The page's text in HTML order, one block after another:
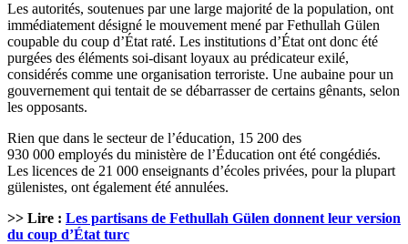
Les autorités, soutenues par une large majorité de la population, ont
immédiatement désigné le mouvement mené par Fethullah Gülen
coupable du coup d’État raté. Les institutions d’État ont donc été
purgées des éléments soi-disant loyaux au prédicateur exilé,
considérés comme une organisation terroriste. Une aubaine pour un
gouvernement qui tentait de se débarrasser de certains gênants, selon
les opposants.
Rien que dans le secteur de l’éducation, 15 200 des
930 000 employés du ministère de l’Éducation ont été congédiés.
Les licences de 21 000 enseignants d’écoles privées, pour la plupart
gülenistes, ont également été annulées.
>> Lire : Les partisans de Fethullah Gülen donnent leur version
du coup d’État turc